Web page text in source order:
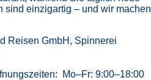
sind einzigartig – und wir machen
Reisen GmbH, Spinnerei
Mo–Fr: 9:00–18:00